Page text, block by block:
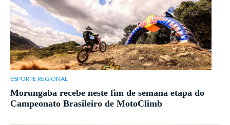
ESPORTE REGIONAL
Morungaba recebe neste fim de semana etapa do
Campeonato Brasileiro de MotoClimb